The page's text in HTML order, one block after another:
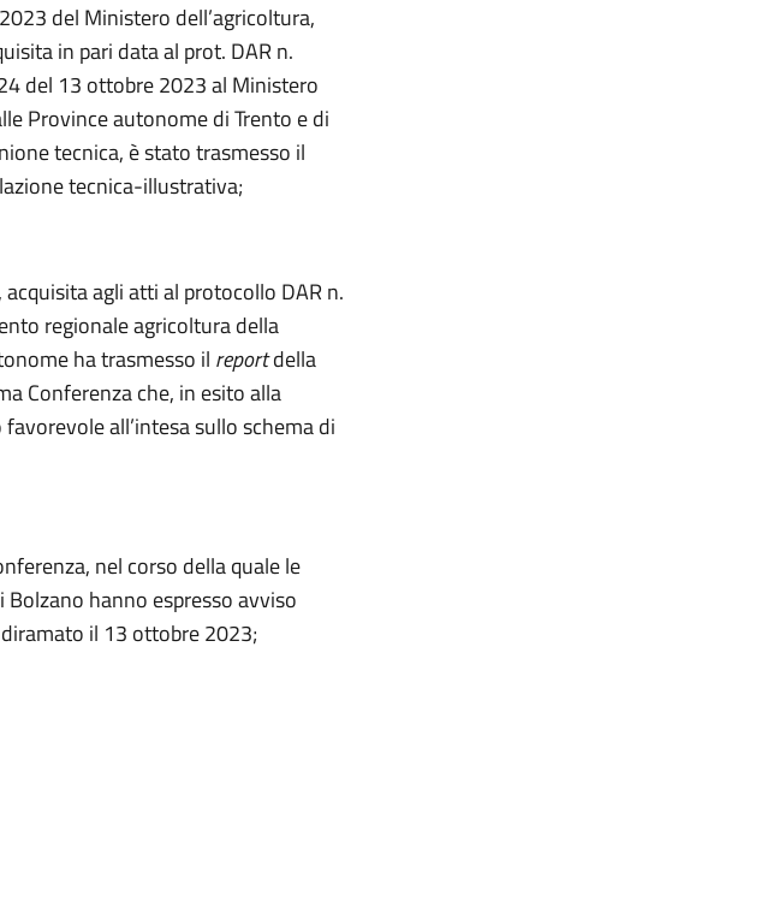
del Ministero dell’agricoltura,
in pari data al prot. DAR n.
del 13 ottobre 2023 al Ministero
Province autonome di Trento e di
tecnica, è stato trasmesso il
tecnica-illustrativa;
agli atti al protocollo DAR n.
regionale agricoltura della
ha trasmesso il reportdella
Conferenza che, in esito alla
all’intesa sullo schema di
nel corso della quale le
hanno espresso avviso
il 13 ottobre 2023;